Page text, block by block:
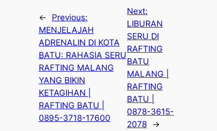
←
Previous:
MENJELAJAH
ADRENALIN DI KOTA
BATU: RAHASIA SERU
RAFTING MALANG
YANG BIKIN
KETAGIHAN |
RAFTING BATU |
0895-3718-17600
Next:
LIBURAN
SERU DI
RAFTING
BATU
MALANG |
RAFTING
BATU |
0878-3615-
2078
→